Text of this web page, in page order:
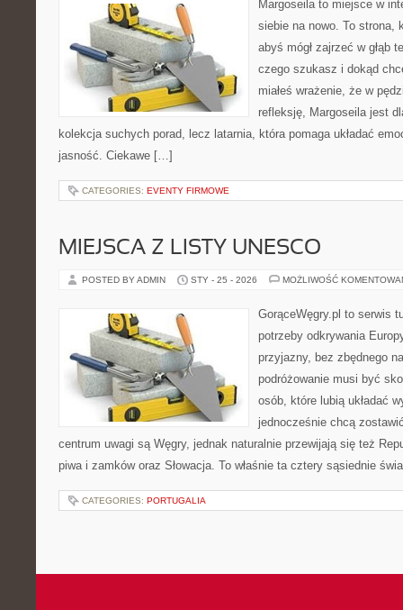
Margoseila to miejsce w
siebie na nowo. To strona,
abyś mógł zajrzeć w głąb
czego szukasz i dokąd
miałeś wrażenie, że w
refleksję, Margoseila jest
kolekcja suchych porad, lecz latarnia, która pomaga układać
jasność. Ciekawe […]
CATEGORIES: EVENTY FIRMOWE
MIEJSCA Z LISTY UNESCO
POSTED BY ADMIN STY - 25 - 2026 MOŻLIWOŚĆ
GorąceWęgry.pl to serwis
potrzeby odkrywania
przyjazny, bez zbędnego
podróżowanie musi być
osób, które lubią układać
jednocześnie chcą
centrum uwagi są Węgry, jednak naturalnie przewijają się też
piwa i zamków oraz Słowacja. To właśnie ta cztery sąsiednie
CATEGORIES: PORTUGALIA